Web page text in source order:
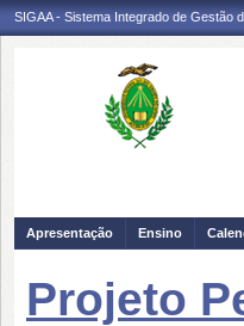
SIGAA - Sistema Integrado de Gestão
Apresentação Ensino
Projeto